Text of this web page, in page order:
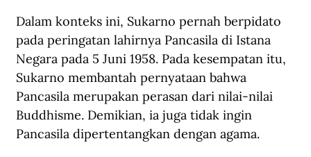
Dalam konteks ini, Sukarno pernah berpidato
pada peringatan lahirnya Pancasila di Istana
Negara pada 5 Juni 1958. Pada kesempatan itu,
Sukarno membantah pernyataan bahwa
Pancasila merupakan perasan dari nilai-nilai
Buddhisme. Demikian, ia juga tidak ingin
Pancasila dipertentangkan dengan agama.